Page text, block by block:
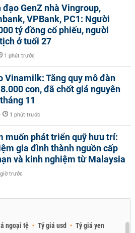
đạo GenZ nhà Vingroup,
VPBank, PC1: Người
tỷ đồng cổ phiếu, người
ở tuổi 27
1 phút trước
Vinamilk: Tăng quy mô đàn
con, đã chốt giá nguyên
11
1 phút trước
muốn phát triển quỹ hưu trí:
gia đình thành nguồn cấp
và kinh nghiệm từ Malaysia
trước
ngoại tệ Tỷ giá usd Tỷ giá yen